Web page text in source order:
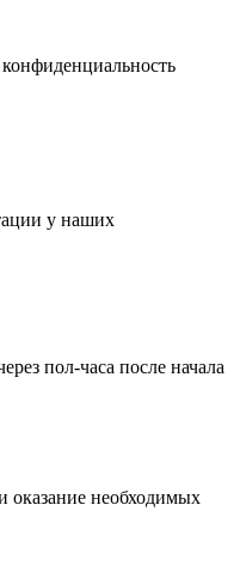
у наших
пол-часа после начала
оказание необходимых